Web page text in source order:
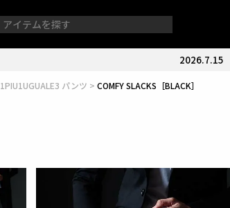
2026.7.15
1PIU1UGUALE3 パンツ COMFY SLACKS［BLACK］